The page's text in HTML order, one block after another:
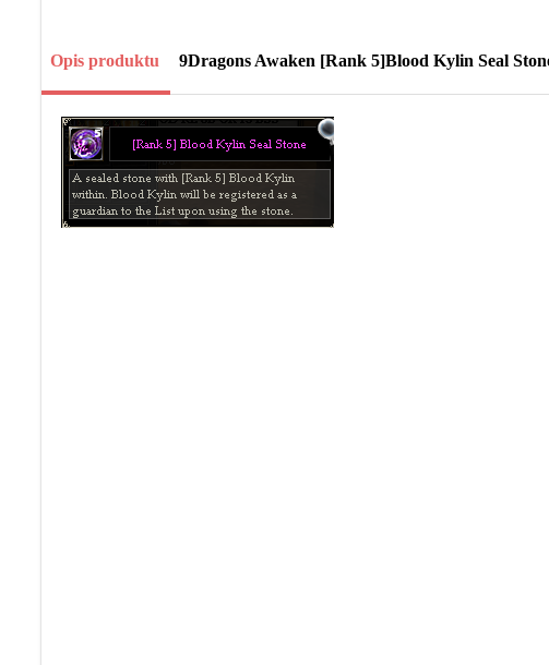
Opis produktu 9Dragons Awaken [Rank 5]Blood Kylin Seal